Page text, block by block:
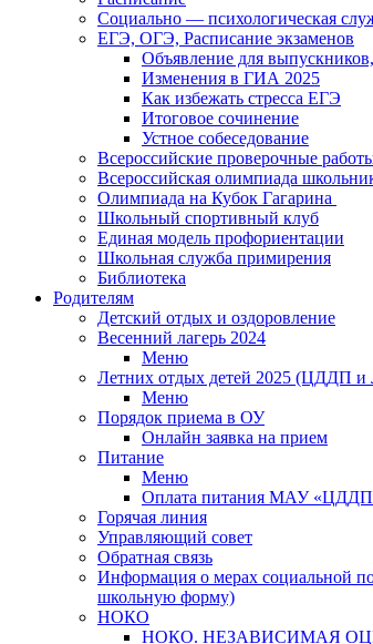
Социально — психологическая
ЕГЭ, ОГЭ, Расписание экзаменов
Объявление для
Изменения в ГИА 2025
Как избежать стресса ЕГЭ
Итоговое сочинение
Устное собеседование
Всероссийские проверочные
Всероссийская олимпиада
Олимпиада на Кубок Гагарина
Школьный спортивный клуб
Единая модель профориентации
Школьная служба примирения
Библиотека
Родителям
Детский отдых и оздоровление
Весенний лагерь 2024
Меню
Летних отдых детей 2025 (ЦДДП
Меню
Порядок приема в ОУ
Онлайн заявка на прием
Питание
Меню
Оплата питания МАУ
Горячая линия
Управляющий совет
Обратная связь
Информация о мерах социальной
школьную форму)
НОКО
НОКО. НЕЗАВИСИМАЯ